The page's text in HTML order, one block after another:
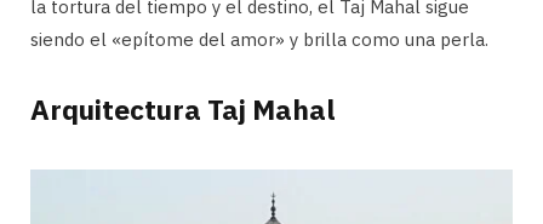
la tortura del tiempo y el destino, el Taj Mahal sigue
siendo el «epítome del amor» y brilla como una perla.
Arquitectura Taj Mahal